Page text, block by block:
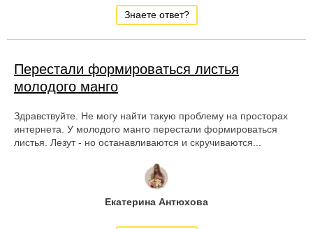
Знаете ответ?
Перестали формироваться листья
молодого манго
Здравствуйте. Не могу найти такую проблему на просторах
интернета. У молодого манго перестали формироваться
листья. Лезут - но останавливаются и скручиваются...
Екатерина Антюхова